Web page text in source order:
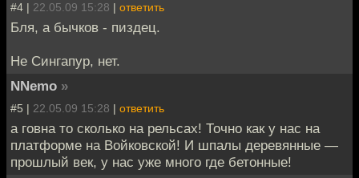
#4 | 22.05.09 15:28 | ответить
Бля, а бычков - пиздец.
Не Сингапур, нет.
NNemo »
#5 | 22.05.09 15:28 | ответить
а говна то сколько на рельсах! Точно как у нас на
платформе на Войковской! И шпалы деревянные —
прошлый век, у нас уже много где бетонные!